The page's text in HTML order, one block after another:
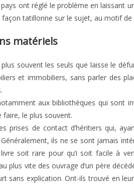
ont réglé le problème en laissant
tatillonne sur le sujet, au motif
matériels
souvent les seuls que laisse le
et immobiliers, sans parler des
aux bibliothèques qui sont
faire, le plus souvent.
prises de contact d’héritiers qui,
ils ne se sont jamais
livre soit rare pour qu’i soit facile à
plus vite des ouvrage d’un père
sans explication. Ont-ils trouvé en